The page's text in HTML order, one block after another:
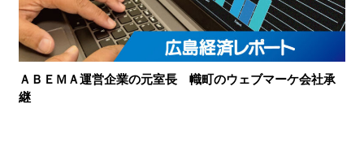
ＡＢＥＭＡ運営企業の元室長 幟町のウェブマーケ会社承
継